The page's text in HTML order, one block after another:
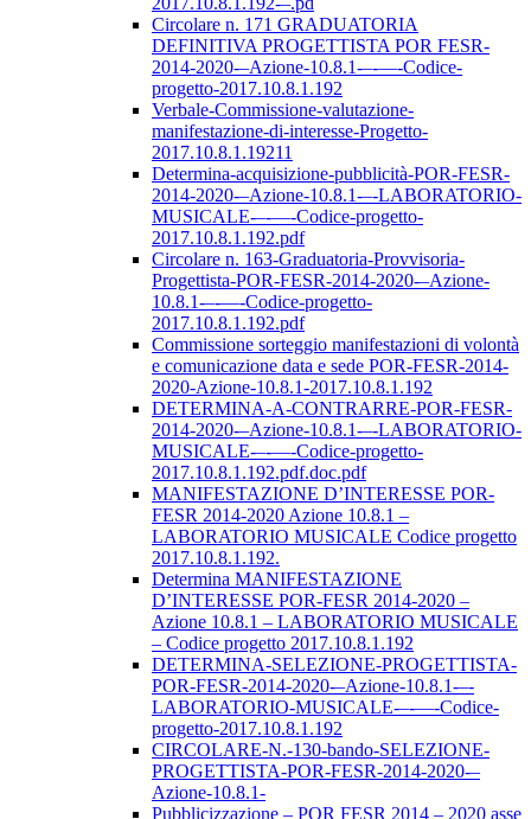
Circolare n. 171 GRADUATORIA
DEFINITIVA PROGETTISTA POR FESR-
2014-2020-–Azione-10.8.1-–-––-Codice-
progetto-2017.10.8.1.192
Verbale-Commissione-valutazione-
manifestazione-di-interesse-Progetto-
2017.10.8.1.19211
Determina-acquisizione-pubblicità-POR-FESR-
2014-2020-–Azione-10.8.1-–-LABORATORIO-
MUSICALE-–-––-Codice-progetto-
2017.10.8.1.192.pdf
Circolare n. 163-Graduatoria-Provvisoria-
Progettista-POR-FESR-2014-2020-–Azione-
10.8.1-–-––-Codice-progetto-
2017.10.8.1.192.pdf
Commissione sorteggio manifestazioni di volontà
e comunicazione data e sede POR-FESR-2014-
2020-Azione-10.8.1-2017.10.8.1.192
DETERMINA-A-CONTRARRE-POR-FESR-
2014-2020-–Azione-10.8.1-–-LABORATORIO-
MUSICALE-–-––-Codice-progetto-
2017.10.8.1.192.pdf.doc.pdf
MANIFESTAZIONE D’INTERESSE POR-
FESR 2014-2020 Azione 10.8.1 –
LABORATORIO MUSICALE Codice progetto
2017.10.8.1.192.
Determina MANIFESTAZIONE
D’INTERESSE POR-FESR 2014-2020 –
Azione 10.8.1 – LABORATORIO MUSICALE
– Codice progetto 2017.10.8.1.192
DETERMINA-SELEZIONE-PROGETTISTA-
POR-FESR-2014-2020-–Azione-10.8.1-–-
LABORATORIO-MUSICALE-–-––-Codice-
progetto-2017.10.8.1.192
CIRCOLARE-N.-130-bando-SELEZIONE-
PROGETTISTA-POR-FESR-2014-2020-–
Azione-10.8.1-
Pubblicizzazione – POR FESR 2014 – 2020 asse